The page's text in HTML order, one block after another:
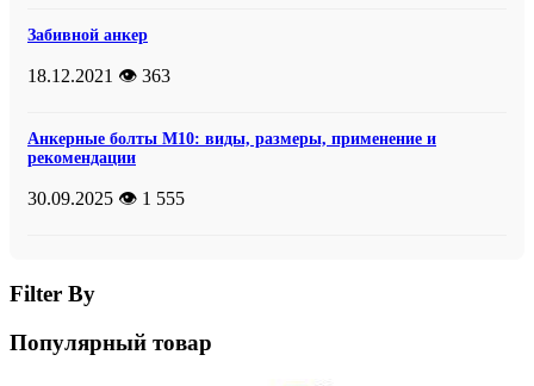
Забивной анкер
18.12.2021 👁️ 363
Анкерные болты М10: виды, размеры, применение и
рекомендации
30.09.2025 👁️ 1 555
Filter By
Популярный товар